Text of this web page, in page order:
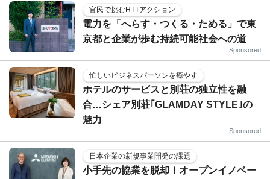
官民で挑むHTTアクション
電力を「へらす・つくる・ためる」で東
京都と企業が歩む持続可能社会への道
Sponsored
忙しいビジネスパーソンを癒やす
ホテルのサービスと別荘の独立性を融
合…シェア別荘｢GLAMDAY STYLE｣の
魅力
Sponsored
日本企業の新規事業開発の課題
小手先の協業を脱却！オープンイノベー